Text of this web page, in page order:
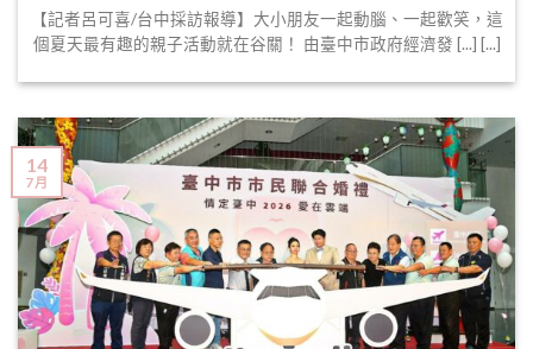
【記者呂可喜/台中採訪報導】大小朋友一起動腦、一起歡笑，這
個夏天最有趣的親子活動就在谷關！ 由臺中市政府經濟發 [...] [...]
14
7 月